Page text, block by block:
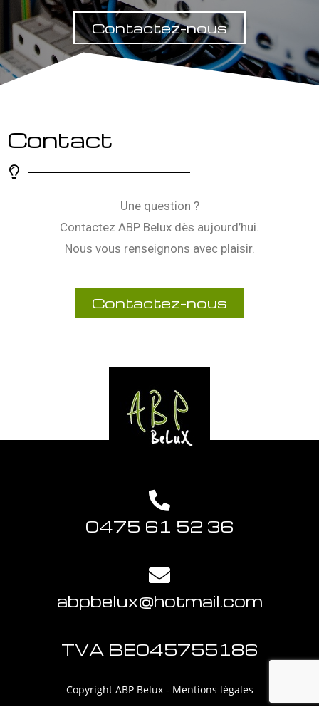
Contactez-nous
Contact
Une question ?
Contactez ABP Belux dès aujourd’hui.
Nous vous renseignons avec plaisir.
Contactez-nous
0475 61 52 36
abpbelux@hotmail.com
TVA BE045755186
Copyright ABP Belux - Mentions légales